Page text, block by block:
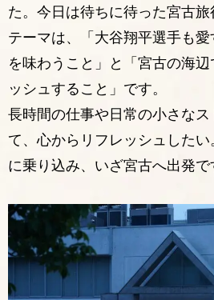
た。今日は待ちに待った宮古
テーマは、「大谷翔平選手も
を味わうこと」と「宮古の海
ッシュすること」です。
長時間の仕事や日常の小さな
て、心からリフレッシュした
に乗り込み、いざ宮古へ出発で